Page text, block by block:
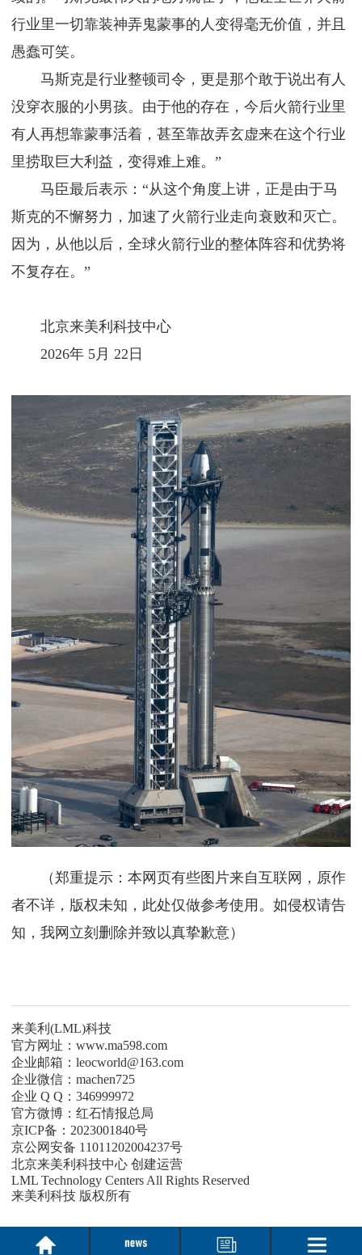
行业里一切靠装神弄鬼蒙事的人变得毫无价值，并且
愚蠢可笑。
马斯克是行业整顿司令，更是那个敢于说出有人
没穿衣服的小男孩。由于他的存在，今后火箭行业里
有人再想靠蒙事活着，甚至靠故弄玄虚来在这个行业
里捞取巨大利益，变得难上难。”
马臣最后表示：“从这个角度上讲，正是由于马
斯克的不懈努力，加速了火箭行业走向衰败和灭亡。
因为，从他以后，全球火箭行业的整体阵容和优势将
不复存在。”
北京来美利科技中心
2026年 5月 22日
（郑重提示：本网页有些图片来自互联网，原作
者不详，版权未知，此处仅做参考使用。如侵权请告
知，我网立刻删除并致以真挚歉意）
来美利(LML)科技
官方网址：www.ma598.com
企业邮箱：leocworld@163.com
企业微信：machen725
企业 Q Q：346999972
官方微博：红石情报总局
京ICP备：2023001840号
京公网安备 11011202004237号
北京来美利科技中心 创建运营
LML Technology Centers All Rights Reserved
来美利科技 版权所有